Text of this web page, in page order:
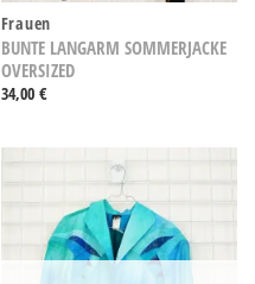
Frauen
BUNTE LANGARM SOMMERJACKE
OVERSIZED
34,00 €